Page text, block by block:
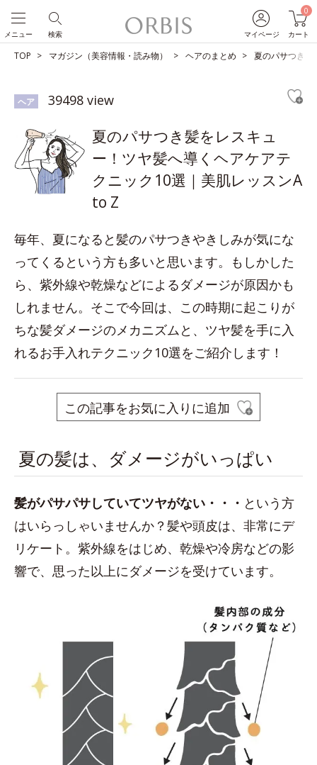
マイページ
0
カート
検索
メニュー
TOP マガジン（美容情報・読み物） ヘアのまとめ 夏のパサつき髪
ヘア 39498 view
夏のパサつき髪をレスキュ
ー！ツヤ髪へ導くヘアケアテ
クニック10選｜美肌レッスンA
to Z
毎年、夏になると髪のパサつきやきしみが気にな
ってくるという方も多いと思います。もしかした
ら、紫外線や乾燥などによるダメージが原因かも
しれません。そこで今回は、この時期に起こりが
ちな髪ダメージのメカニズムと、ツヤ髪を手に入
れるお手入れテクニック10選をご紹介します！
この記事をお気に入りに追加
夏の髪は、ダメージがいっぱい
髪がパサパサしていてツヤがない・・ ・ という方
はいらっしゃいませんか？髪や頭皮は、非常にデ
リケート。紫外線をはじめ、乾燥や冷房などの影
響で、思った以上にダメージを受けています。